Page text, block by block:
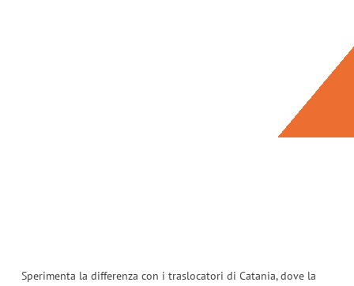
Sperimenta la differenza con i traslocatori di Catania, dove la